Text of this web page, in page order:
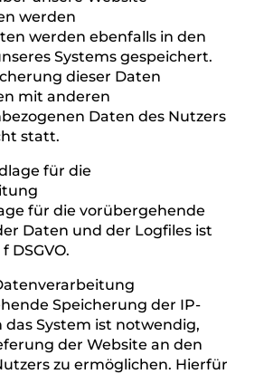
werden hierbei erhoben:
über den Browsertyp
Version
des Nutzers
Service-Provider des
des Nutzers
und Uhrzeit des Zugriffs
von denen das System des
unsere Internetseite
unsere Website
werden
werden ebenfalls in den
Systems gespeichert.
dieser Daten